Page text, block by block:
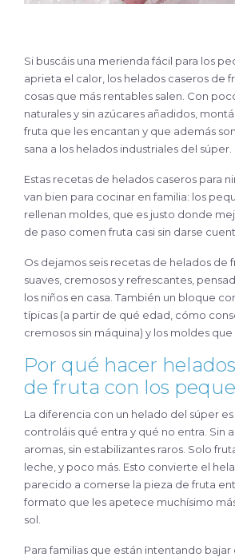
Si buscáis una merienda fácil para los peques en cuanto
aprieta el calor, los helados caseros de
cosas que más rentables salen. Con
naturales y sin azúcares añadidos,
fruta que les encantan y que además
sana a los helados industriales del súper.
Estas recetas de helados caseros para
van bien para cocinar en familia: los
rellenan moldes, que es justo donde
de paso comen fruta casi sin darse
Os dejamos seis recetas de helados de
suaves, cremosos y refrescantes,
los niños en casa. También un bloque
típicas (a partir de qué edad, cómo
cremosos sin máquina) y los moldes
Por qué hacer
de fruta con los
La diferencia con un helado del súper
controláis qué entra y qué no entra. Sin
aromas, sin estabilizantes raros. Solo
leche, y poco más. Esto convierte el
parecido a comerse la pieza de fruta
formato que les apetece muchísimo
sol.
Para familias que están intentando